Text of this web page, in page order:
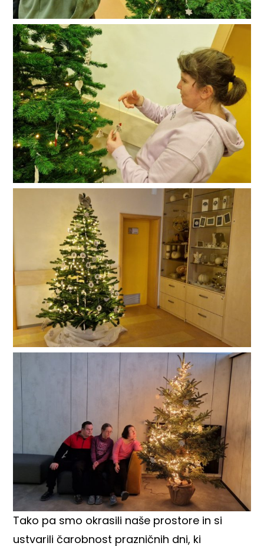
Tako pa smo okrasili naše prostore in si
ustvarili čarobnost prazničnih dni, ki